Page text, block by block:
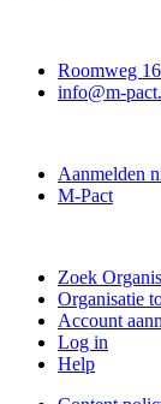
Roomweg
info@m-
Aanmelden
M-Pact
Zoek
Organisatie
Account
Log in
Help